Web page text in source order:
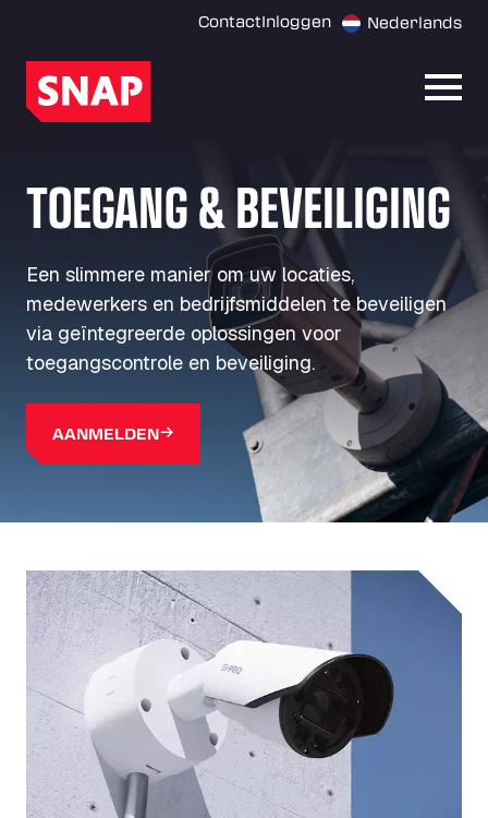
ContactInloggen Nederlands
TOEGANG & BEVEILIGING
Een slimmere manier om uw locaties,
medewerkers en bedrijfsmiddelen te beveiligen
via geïntegreerde oplossingen voor
toegangscontrole en beveiliging.
AANMELDEN